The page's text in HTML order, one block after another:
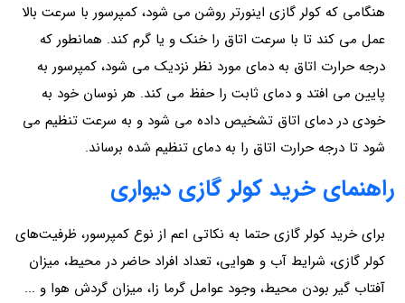
هنگامی که کولر گازی اینورتر روشن می شود، کمپرسور با سرعت بالا
عمل می کند تا با سرعت اتاق را خنک و یا گرم کند. همانطور که
درجه حرارت اتاق به دمای مورد نظر نزدیک می شود، کمپرسور به
پایین می افتد و دمای ثابت را حفظ می کند. هر نوسان خود به
خودی در دمای اتاق تشخیص داده می شود و به سرعت تنظیم می
شود تا درجه حرارت اتاق را به دمای تنظیم شده برساند.
راهنمای خرید کولر گازی دیواری
برای خرید کولر گازی حتما به نکاتی اعم از نوع کمپرسور، ظرفیت‌های
کولر گازی، شرایط آب و هوایی، تعداد افراد حاضر در محیط، میزان
آفتاب گیر بودن محیط، وجود عوامل گرما زا، میزان گردش هوا و ...